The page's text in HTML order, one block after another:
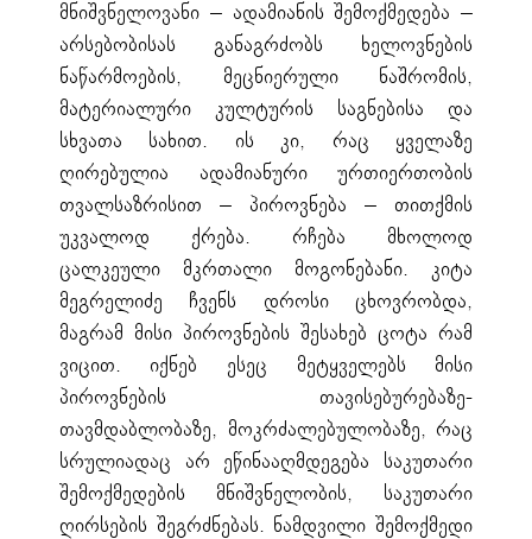
მნიშვნელოვანი – ადამიანის შემოქმედება –
არსებობისას განაგრძობს ხელოვნების
ნაწარმოების, მეცნიერული ნაშრომის,
მატერიალური კულტურის საგნებისა და
სხვათა სახით. ის კი, რაც ყველაზე
ღირებულია ადამიანური ურთიერთობის
თვალსაზრისით – პიროვნება – თითქმის
უკვალოდ ქრება. რჩება მხოლოდ
ცალკეული მკრთალი მოგონებანი. კიტა
მეგრელიძე ჩვენს დროსი ცხოვრობდა,
მაგრამ მისი პიროვნების შესახებ ცოტა რამ
ვიცით. იქნებ ესეც მეტყველებს მისი
პიროვნების თავისებურებაზე-
თავმდაბლობაზე, მოკრძალებულობაზე, რაც
სრულიადაც არ ეწინააღმდეგება საკუთარი
შემოქმედების მნიშვნელობის, საკუთარი
ღირსების შეგრძნებას. ნამდვილი შემოქმედი